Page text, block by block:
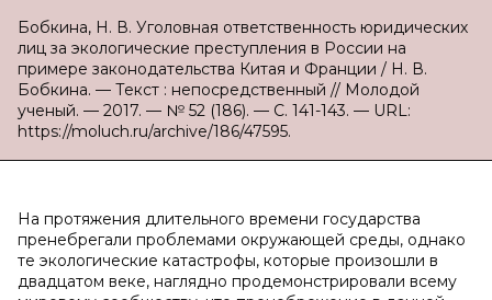
Бобкина, Н. В. Уголовная ответственность юридических
лиц за экологические преступления в России на
примере законодательства Китая и Франции / Н. В.
Бобкина. — Текст : непосредственный // Молодой
ученый. — 2017. — № 52 (186). — С. 141-143. — URL:
https://moluch.ru/archive/186/47595.
На протяжения длительного времени государства
пренебрегали проблемами окружающей среды, однако
те экологические катастрофы, которые произошли в
двадцатом веке, наглядно продемонстрировали всему